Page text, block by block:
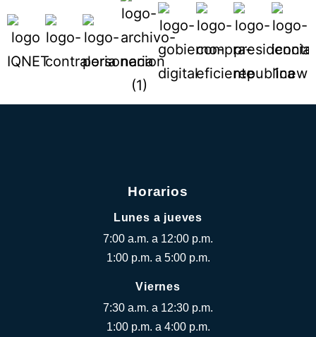
Horarios
Lunes a jueves
7:00 a.m. a 12:00 p.m.
1:00 p.m. a 5:00 p.m.
Viernes
7:30 a.m. a 12:30 p.m.
1:00 p.m. a 4:00 p.m.